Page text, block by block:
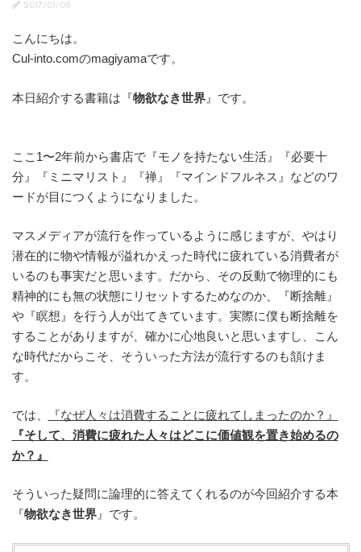
2017/01/08
こんにちは。
Cul-into.comのmagiyamaです。
本日紹介する書籍は『物欲なき世界』です。
ここ1〜2年前から書店で『モノを持たない生活』『必要十
分』『ミニマリスト』『禅』『マインドフルネス』などのワ
ードが目につくようになりました。
マスメディアが流行を作っているように感じますが、やはり
潜在的に物や情報が溢れかえった時代に疲れている消費者が
いるのも事実だと思います。だから、その反動で物理的にも
精神的にも無の状態にリセットするためなのか、『断捨離』
や『瞑想』を行う人が出てきています。実際に僕も断捨離を
することがありますが、確かに心地良いと思いますし、こん
な時代だからこそ、そういった方法が流行するのも頷けま
す。
では、
『なぜ人々は消費することに疲れてしまったのか？』
『そして、消費に疲れた人々はどこに価値観を置き始めるの
か？』
そういった疑問に論理的に答えてくれるのが今回紹介する本
『物欲なき世界』です。